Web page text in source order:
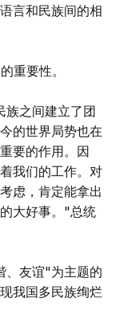
言和民族间的相
重要性。
族之间建立了团
的世界局势也在
要的作用。因
我们的工作。对
虑，肯定能拿出
大好事。"总统
、友谊"为主题的
我国多民族绚烂